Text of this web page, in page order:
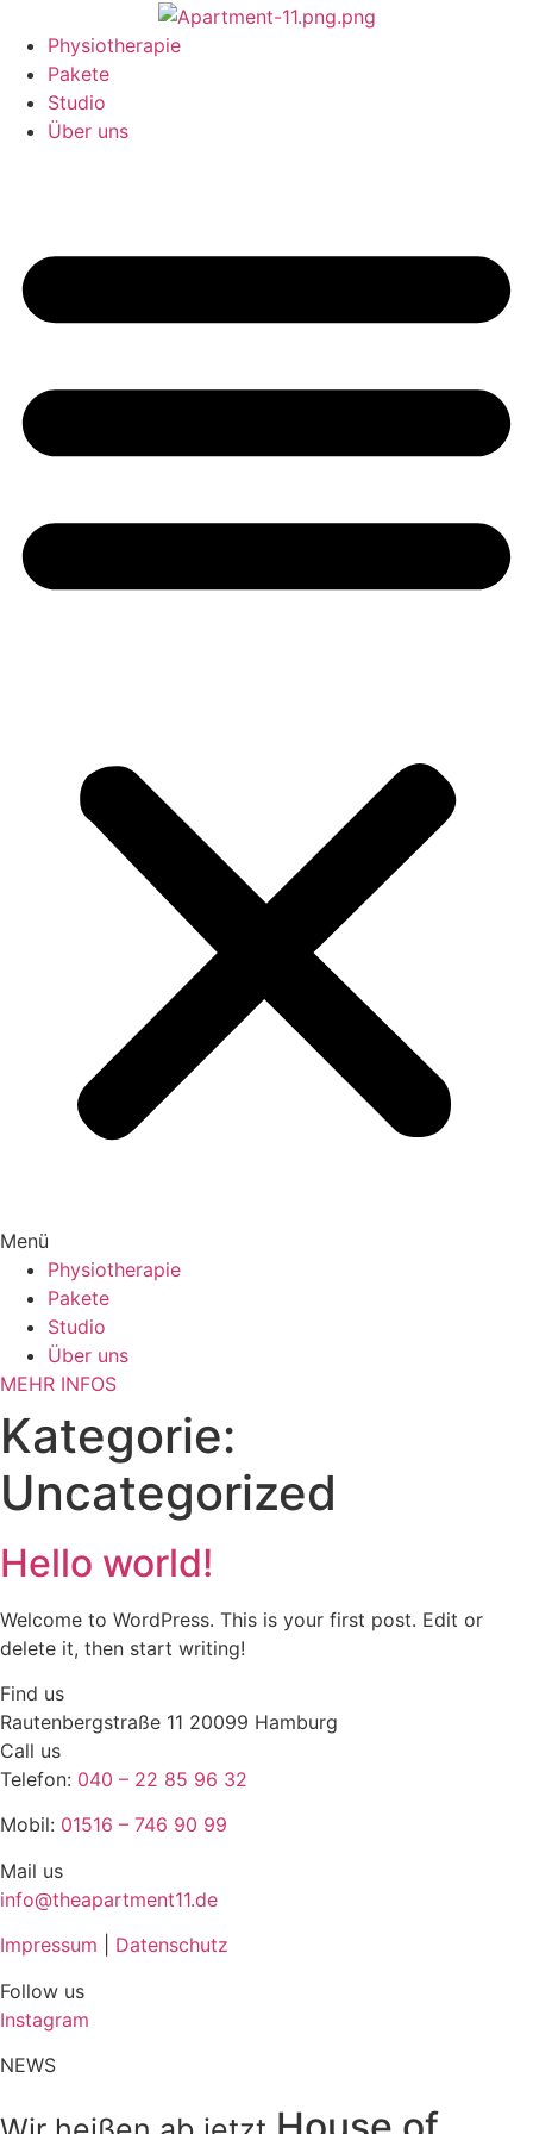
Inhalt
wechseln
Physiotherapie
Pakete
Studio
Über uns
Menü
Physiotherapie
Pakete
Studio
Über uns
MEHR INFOS
Kategorie:
Uncategorized
Hello world!
Welcome to WordPress. This is your first post. Edit or
delete it, then start writing!
Find us
Rautenbergstraße 11 20099 Hamburg
Call us
Telefon: 040 – 22 85 96 32
Mobil: 01516 – 746 90 99
Mail us
info@theapartment11.de
Impressum
Datenschutz
Follow us
Instagram
NEWS